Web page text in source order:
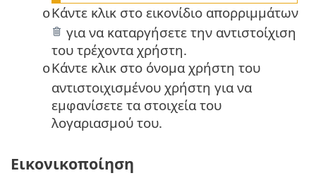
oΚάντε κλικ στο εικονίδιο απορριμμάτων
για να καταργήσετε την αντιστοίχιση
του τρέχοντα χρήστη.
oΚάντε κλικ στο όνομα χρήστη του
αντιστοιχισμένου χρήστη για να
εμφανίσετε τα στοιχεία του
λογαριασμού του.
Εικονικοποίηση